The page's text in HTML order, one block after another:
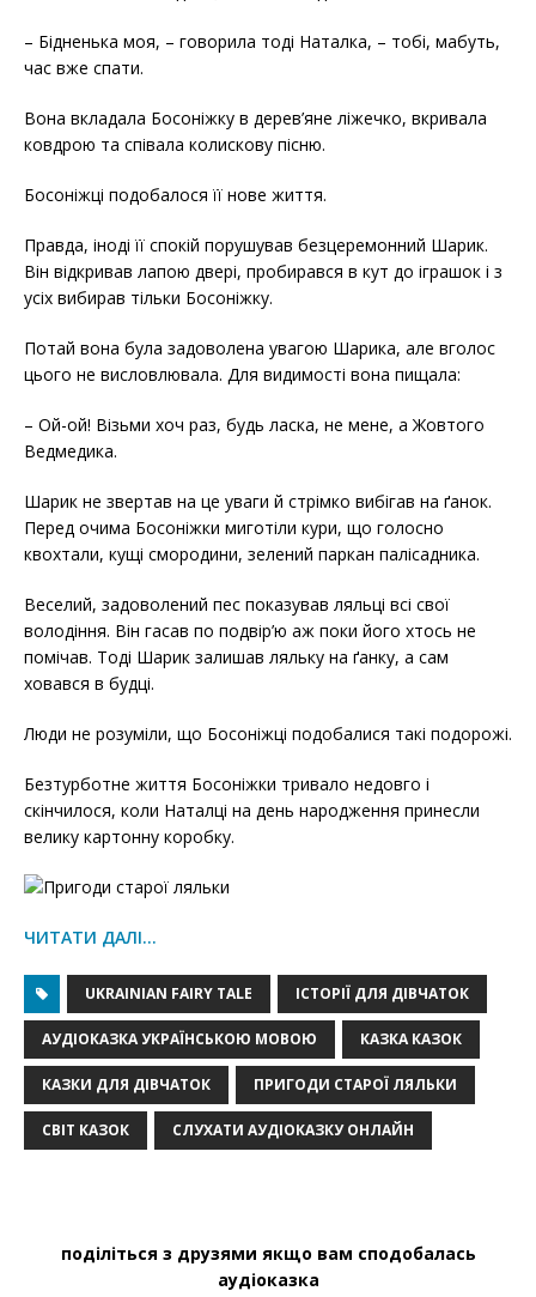
– Бідненька моя, – говорила тоді Наталка, – тобі, мабуть,
час вже спати.
Вона вкладала Босоніжку в дерев’яне ліжечко, вкривала
ковдрою та співала колискову пісню.
Босоніжці подобалося її нове життя.
Правда, іноді її спокій порушував безцеремонний Шарик.
Він відкривав лапою двері, пробирався в кут до іграшок і з
усіх вибирав тільки Босоніжку.
Потай вона була задоволена увагою Шарика, але вголос
цього не висловлювала. Для видимості вона пищала:
– Ой-ой! Візьми хоч раз, будь ласка, не мене, а Жовтого
Ведмедика.
Шарик не звертав на це уваги й стрімко вибігав на ґанок.
Перед очима Босоніжки миготіли кури, що голосно
квохтали, кущі смородини, зелений паркан палісадника.
Веселий, задоволений пес показував ляльці всі свої
володіння. Він гасав по подвір’ю аж поки його хтось не
помічав. Тоді Шарик залишав ляльку на ґанку, а сам
ховався в будці.
Люди не розуміли, що Босоніжці подобалися такі подорожі.
Безтурботне життя Босоніжки тривало недовго і
скінчилося, коли Наталці на день народження принесли
велику картонну коробку.
ЧИТАТИ ДАЛІ…
UKRAINIAN FAIRY TALE ІСТОРІЇ ДЛЯ ДІВЧАТОК
АУДІОКАЗКА УКРАЇНСЬКОЮ МОВОЮ КАЗКА КАЗОК
КАЗКИ ДЛЯ ДІВЧАТОК ПРИГОДИ СТАРОЇ ЛЯЛЬКИ
СВІТ КАЗОК СЛУХАТИ АУДІОКАЗКУ ОНЛАЙН
поділіться з друзями якщо вам сподобалась
аудіоказка